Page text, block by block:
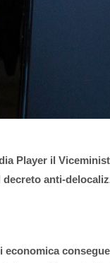
Player il
anti-
economica